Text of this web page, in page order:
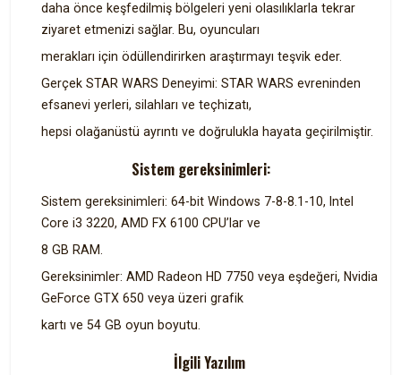
daha önce keşfedilmiş bölgeleri yeni olasılıklarla tekrar
ziyaret etmenizi sağlar. Bu, oyuncuları
merakları için ödüllendirirken araştırmayı teşvik eder.
Gerçek STAR WARS Deneyimi: STAR WARS evreninden
efsanevi yerleri, silahları ve teçhizatı,
hepsi olağanüstü ayrıntı ve doğrulukla hayata geçirilmiştir.
Sistem gereksinimleri:
Sistem gereksinimleri: 64-bit Windows 7-8-8.1-10, Intel
Core i3 3220, AMD FX 6100 CPU’lar ve
8 GB RAM.
Gereksinimler: AMD Radeon HD 7750 veya eşdeğeri, Nvidia
GeForce GTX 650 veya üzeri grafik
kartı ve 54 GB oyun boyutu.
İlgili Yazılım